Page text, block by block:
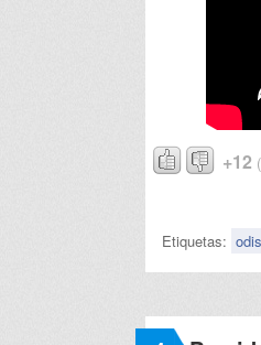
+12
Etiquetas: